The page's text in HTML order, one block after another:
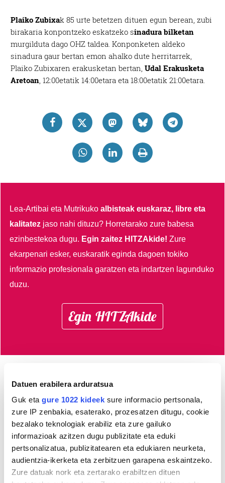
Datuen erabilera arduratsua
Guk eta gure 1022 kideek sure informacio pertsonala,
zure IP zenbakia, esaterako, prozesatzen ditugu, cookie
bezalako teknologiak erabiliz eta zure gailuko
informazioak azitzen dugu publizitate eta eduki
pertsonalizatua, publizitatearen eta edukiaren neurketa,
audientzia-ikerketa eta zerbitzuen garapena eskaintzeko.
Zure datuak nork eta zertarako erabiltzen dituen
Plaiko Zubixak 85 urte betetzen dituen egun berean, zubi
birakaria konpontzeko eskatzeko sinadura bilketan
murgilduta dago OHZ taldea. Konponketen aldeko
sinadura gaur bertan emon ahalko dute herritarrek,
Plaiko Zubixaren erakusketan bertan,Udal Erakusketa
Aretoan, 12:00etatik 14:00etara eta 18:00etatik 21:00etara.
Lea-Artibai eta Mutrikukoalbisteak euskaraz, libre eta
kalitatez jaso nahi dituzu? Horretarako zure babesa
ezinbestekoa dugu. Egin zaitez HITZAkide!Zure
ekarpenari esker, euskaratik eginda dagoen tokiko
informazio profesionala garatzen eta indartzen lagunduko
duzu.
Egin HITZAkide
Azken 3 egunetako irakurrienak
1
Gaur eman behar da izena
Ondarroako Kuadrilla
Eguneko marmitako
lehiaketarako
2
Zaldupe udal kiroldegiko